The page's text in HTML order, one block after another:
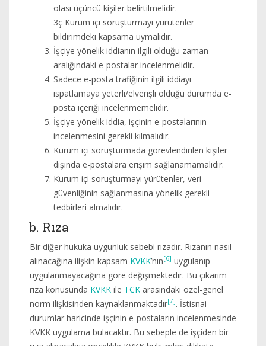
olası üçüncü kişiler belirtilmelidir.
3ç Kurum içi soruşturmayı yürütenler
bildirimdeki kapsama uymalıdır.
İşçiye yönelik iddianın ilgili olduğu zaman
aralığındaki e-postalar incelenmelidir.
Sadece e-posta trafiğinin ilgili iddiayı
ispatlamaya yeterli/elverişli olduğu durumda e-
posta içeriği incelenmemelidir.
İşçiye yönelik iddia, işçinin e-postalarının
incelenmesini gerekli kılmalıdır.
Kurum içi soruşturmada görevlendirilen kişiler
dışında e-postalara erişim sağlanamamalıdır.
Kurum içi soruşturmayı yürütenler, veri
güvenliğinin sağlanmasına yönelik gerekli
tedbirleri almalıdır.
b. Rıza
Bir diğer hukuka uygunluk sebebi rızadır. Rızanın nasıl
alınacağına ilişkin kapsam KVKK’nın[6] uygulanıp
uygulanmayacağına göre değişmektedir. Bu çıkarım
rıza konusunda KVKK ile TCK arasındaki özel-genel
norm ilişkisinden kaynaklanmaktadır[7]. İstisnai
durumlar haricinde işçinin e-postaların incelenmesinde
KVKK uygulama bulacaktır. Bu sebeple de işçiden bir